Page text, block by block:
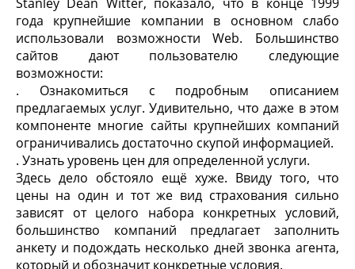
года крупнейшие компании в основном слабо
использовали возможности Web. Большинство
сайтов дают пользователю следующие
возможности:
. Ознакомиться с подробным описанием
предлагаемых услуг. Удивительно, что даже в этом
компоненте многие сайты крупнейших компаний
ограничивались достаточно скупой информацией.
. Узнать уровень цен для определенной услуги.
Здесь дело обстояло ещё хуже. Ввиду того, что
цены на один и тот же вид страхования сильно
зависят от целого набора конкретных условий,
большинство компаний предлагает заполнить
анкету и подождать несколько дней звонка агента,
который и обозначит конкретные условия.